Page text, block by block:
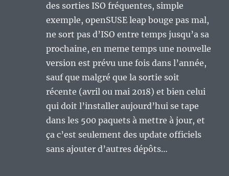
des sorties ISO fréquentes, simple
exemple, openSUSE leap bouge pas mal,
ne sort pas d’ISO entre temps jusqu’a sa
prochaine, en meme temps une nouvelle
version est prévu une fois dans l’année,
sauf que malgré que la sortie soit
récente (avril ou mai 2018) et bien celui
qui doit l’installer aujourd’hui se tape
dans les 500 paquets à mettre à jour, et
ça c’est seulement des update officiels
sans ajouter d’autres dépôts…